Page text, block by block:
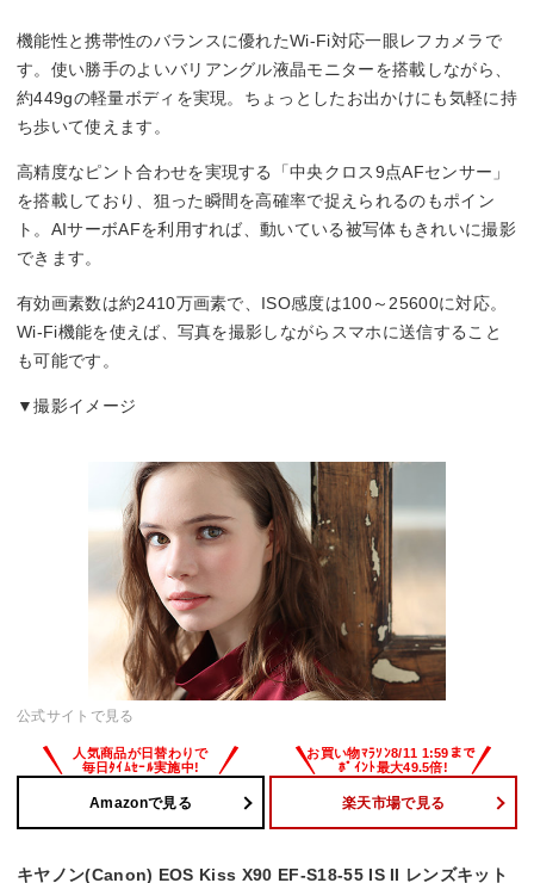
CMOS
撮影感度
標準：ISO100～25600
拡張：ISO51200
記録フォーマット
JPEG/RAW
シャッタースピード
1/4000～30秒
機能性と携帯性のバランスに優れたWi-Fi対応一眼レフカメラで
す。使い勝手のよいバリアングル液晶モニターを搭載しながら、
約449gの軽量ボディを実現。ちょっとしたお出かけにも気軽に持
ち歩いて使えます。
高精度なピント合わせを実現する「中央クロス9点AFセンサー」
を搭載しており、狙った瞬間を高確率で捉えられるのもポイン
ト。AIサーボAFを利用すれば、動いている被写体もきれいに撮影
できます。
有効画素数は約2410万画素で、ISO感度は100～25600に対応。
Wi-Fi機能を使えば、写真を撮影しながらスマホに送信すること
も可能です。
▼撮影イメージ
公式サイトで見る
Amazonで見る 楽天市場で見る
キヤノン(Canon) EOS Kiss X90 EF-S18-55 IS II レンズキット